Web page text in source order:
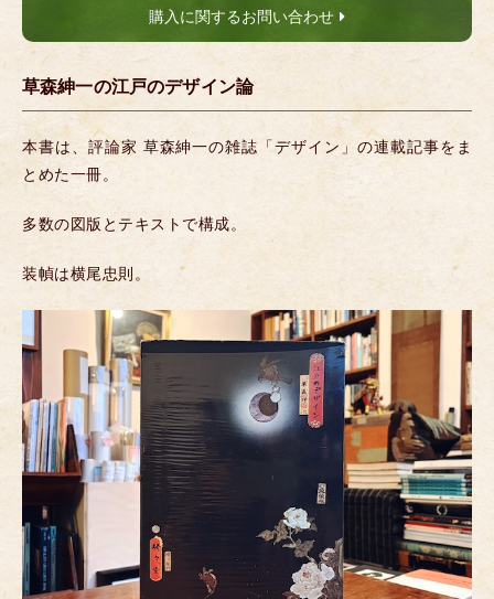
購入に関するお問い合わせ
草森紳一の江戸のデザイン論
本書は、評論家 草森紳一の雑誌「デザイン」の連載記事をま
とめた一冊。
多数の図版とテキストで構成。
装幀は横尾忠則。